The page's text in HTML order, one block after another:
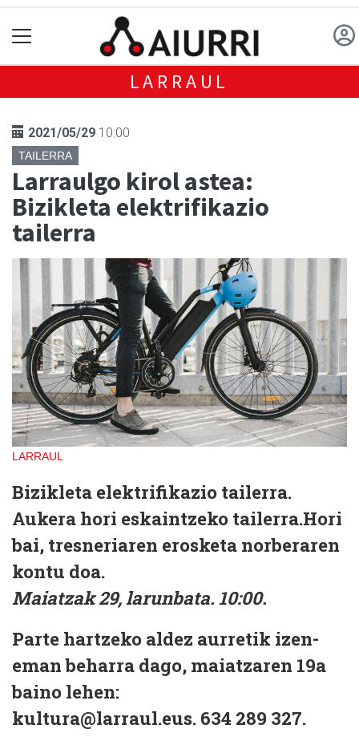
LARRAUL
2021/05/29 10:00
TAILERRA
Larraulgo kirol astea:
Bizikleta elektrifikazio
tailerra
LARRAUL
Bizikleta elektrifikazio tailerra.
Aukera hori eskaintzeko tailerra.Hori
bai, tresneriaren erosketa norberaren
kontu doa.
Maiatzak 29, larunbata. 10:00.
Parte hartzeko aldez aurretik izen-
eman beharra dago, maiatzaren 19a
baino lehen:
kultura@larraul.eus. 634 289 327.